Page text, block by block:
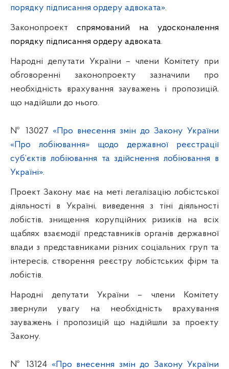
порядку підписання ордеру адвоката».
Законопроект
спрямований на удосконалення
порядку підписання ордеру адвоката.
Народні депутати України – члени Комітету при
обговоренні законопроекту зазначили про
необхідність врахування зауважень і пропозицій,
що надійшли до нього.
№ 13027 «Про внесення змін до Закону України
«Про лобіювання» щодо державної реєстрації
суб’єктів лобіювання та здійснення лобіювання в
Україні».
Проект Закону має на меті легалізацію лобістської
діяльності в Україні, виведення з тіні діяльності
лобістів, знищення корупційних ризиків на всіх
щаблях взаємодії представників органів державної
влади з представниками різних соціальних груп та
інтересів, створення реєстру лобістських фірм та
лобістів.
Народні депутати України – члени Комітету
звернули увагу на необхідність врахування
зауважень і пропозицій що надійшли за проекту
Закону.
№ 13124 «Про внесення змін до Закону України